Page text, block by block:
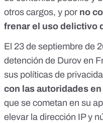
otros cargos, y por no
frenar el uso delictivo
El 23 de septiembre de
detención de Durov en
sus políticas de
con las autoridades
que se cometan en su
elevar la dirección IP y